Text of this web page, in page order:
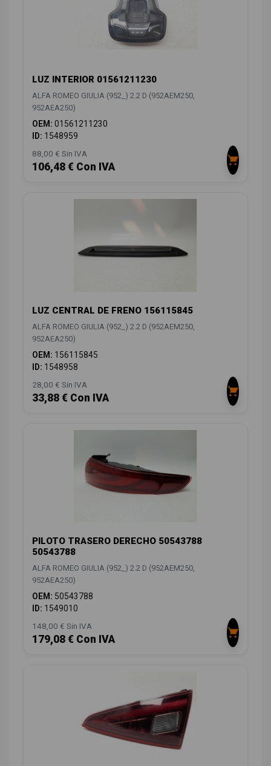
LUZ INTERIOR 01561211230
ALFA ROMEO GIULIA (952_) 2.2 D (952AEM250,
952AEA250)
OEM: 01561211230
ID: 1548959
88,00 € Sin IVA
106,48 € Con IVA
LUZ CENTRAL DE FRENO 156115845
ALFA ROMEO GIULIA (952_) 2.2 D (952AEM250,
952AEA250)
OEM: 156115845
ID: 1548958
28,00 € Sin IVA
33,88 € Con IVA
PILOTO TRASERO DERECHO 50543788
50543788
ALFA ROMEO GIULIA (952_) 2.2 D (952AEM250,
952AEA250)
OEM: 50543788
ID: 1549010
148,00 € Sin IVA
179,08 € Con IVA